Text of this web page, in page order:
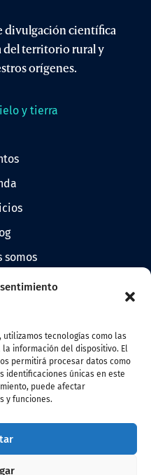
tecnologías como las
información del dispositivo. El
permitirá procesar datos como
identificaciones únicas en este
puede afectar
y funciones.
divulgación científica
del territorio rural y
orígenes.
y tierra
somos